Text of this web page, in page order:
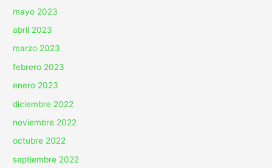
mayo 2023
abril 2023
marzo 2023
febrero 2023
enero 2023
diciembre 2022
noviembre 2022
octubre 2022
septiembre 2022